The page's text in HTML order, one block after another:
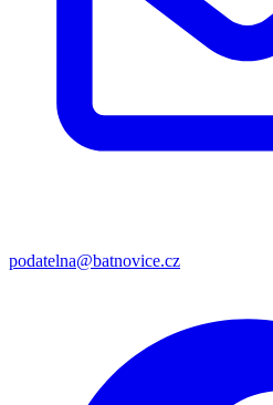
podatelna@batnovice.cz